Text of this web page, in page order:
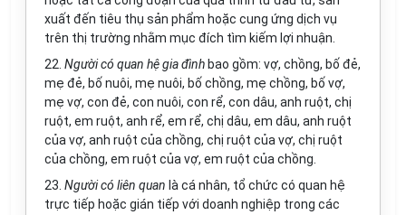
xuất đến tiêu thụ sản phẩm hoặc cung ứng dịch vụ
trên thị trường nhằm mục đích tìm kiếm lợi nhuận.
22. Người có quan hệ gia đình bao gồm: vợ, chồng, bố đẻ,
mẹ đẻ, bố nuôi, mẹ nuôi, bố chồng, mẹ chồng, bố vợ,
mẹ vợ, con đẻ, con nuôi, con rể, con dâu, anh ruột, chị
ruột, em ruột, anh rể, em rể, chị dâu, em dâu, anh ruột
của vợ, anh ruột của chồng, chị ruột của vợ, chị ruột
của chồng, em ruột của vợ, em ruột của chồng.
23. Người có liên quan là cá nhân, tổ chức có quan hệ
trực tiếp hoặc gián tiếp với doanh nghiệp trong các